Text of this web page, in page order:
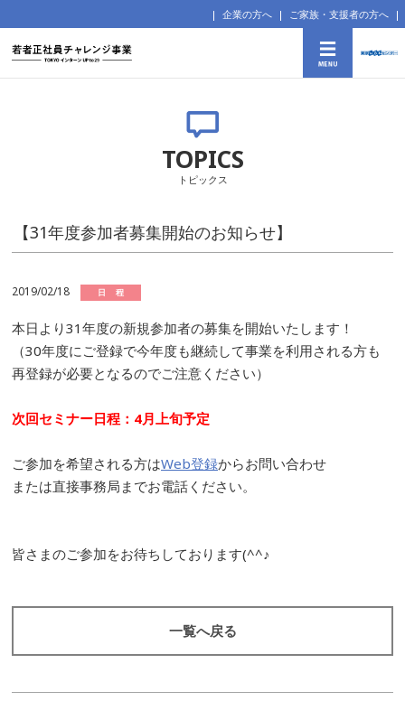
企業の方へ ご家族・支援者の方へ
TOPICS
トピックス
【31年度参加者募集開始のお知らせ】
2019/02/18 日 程
本日より31年度の新規参加者の募集を開始いたします！
（30年度にご登録で今年度も継続して事業を利用される方も
再登録が必要となるのでご注意ください）
次回セミナー日程：4月上旬予定
ご参加を希望される方はWeb登録からお問い合わせ
または直接事務局までお電話ください。
皆さまのご参加をお待ちしております(^^♪
一覧へ戻る